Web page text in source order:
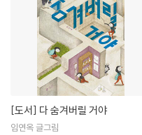
[도서] 다 숨겨버릴 거야
임연옥 글그림